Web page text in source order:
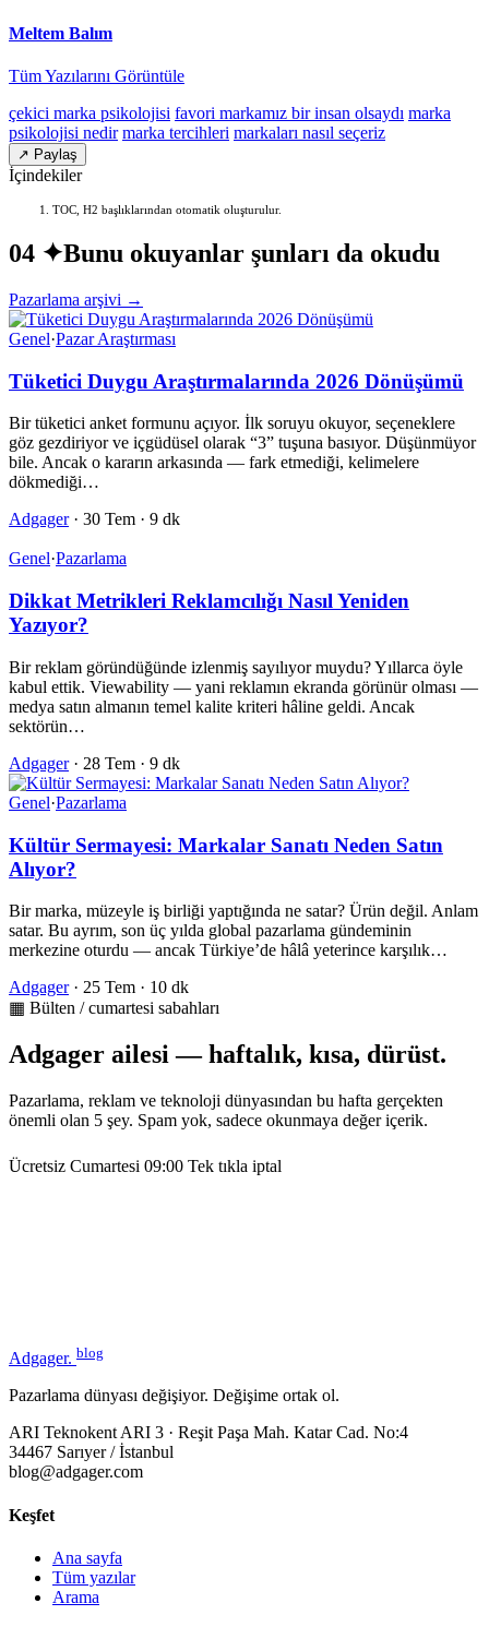
Meltem Balım
Tüm Yazılarını Görüntüle
çekici marka psikolojisi favori markamız bir insan olsaydı marka
psikolojisi nedir marka tercihleri markaları nasıl seçeriz
↗ Paylaş
İçindekiler
TOC, H2 başlıklarından otomatik oluşturulur.
04 ✦Bunu okuyanlar şunları da okudu
Pazarlama arşivi →
Genel·Pazar Araştırması
Tüketici Duygu Araştırmalarında 2026 Dönüşümü
Bir tüketici anket formunu açıyor. İlk soruyu okuyor, seçeneklere
göz gezdiriyor ve içgüdüsel olarak “3” tuşuna basıyor. Düşünmüyor
bile. Ancak o kararın arkasında — fark etmediği, kelimelere
dökmediği…
Adgager · 30 Tem · 9 dk
Genel·Pazarlama
Dikkat Metrikleri Reklamcılığı Nasıl Yeniden
Yazıyor?
Bir reklam göründüğünde izlenmiş sayılıyor muydu? Yıllarca öyle
kabul ettik. Viewability — yani reklamın ekranda görünür olması —
medya satın almanın temel kalite kriteri hâline geldi. Ancak
sektörün…
Adgager · 28 Tem · 9 dk
Genel·Pazarlama
Kültür Sermayesi: Markalar Sanatı Neden Satın
Alıyor?
Bir marka, müzeyle iş birliği yaptığında ne satar? Ürün değil. Anlam
satar. Bu ayrım, son üç yılda global pazarlama gündeminin
merkezine oturdu — ancak Türkiye’de hâlâ yeterince karşılık…
Adgager · 25 Tem · 10 dk
▦ Bülten / cumartesi sabahları
Adgager ailesi — haftalık, kısa, dürüst.
Pazarlama, reklam ve teknoloji dünyasından bu hafta gerçekten
önemli olan 5 şey. Spam yok, sadece okunmaya değer içerik.
Ücretsiz Cumartesi 09:00 Tek tıkla iptal
Adgager. blog
Pazarlama dünyası değişiyor. Değişime ortak ol.
ARI Teknokent ARI 3 · Reşit Paşa Mah. Katar Cad. No:4
34467 Sarıyer / İstanbul
blog@adgager.com
Keşfet
Ana sayfa
Tüm yazılar
Arama